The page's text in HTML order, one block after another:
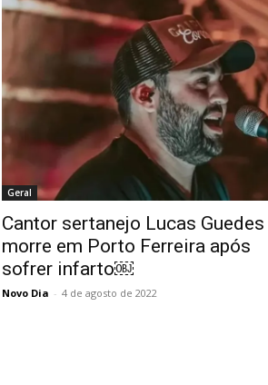
Geral
Cantor sertanejo Lucas Guedes
morre em Porto Ferreira após
sofrer infarto￼
Novo Dia - 4 de agosto de 2022